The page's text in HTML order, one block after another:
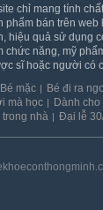
chỉ mang tính
phẩm bán trên
hiệu quả sử dụng
chức năng, mỹ
sĩ hoặc người có
Bé mặc Bé đi ra
mà học Dành cho
trong nhà
Đại lễ